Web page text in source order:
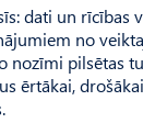
dati un rīcības
no
nozīmi pilsētas
ērtākai,